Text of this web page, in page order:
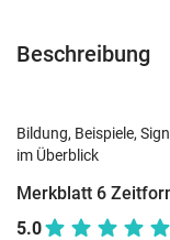
Beschreibung
Bildung, Beispiele,
im Überblick
Merkblatt 6
5.0